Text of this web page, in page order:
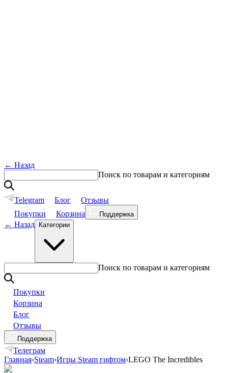
← Назад
Поиск по товарам и категориям
Telegram Блог
Отзывы
Покупки
Корзина Поддержка
← Назад Категории
Поиск по товарам и категориям
Покупки
Корзина
Блог
Отзывы
Поддержка
Телеграм
Главная›Steam›Игры Steam гифтом›LEGO The Incredibles